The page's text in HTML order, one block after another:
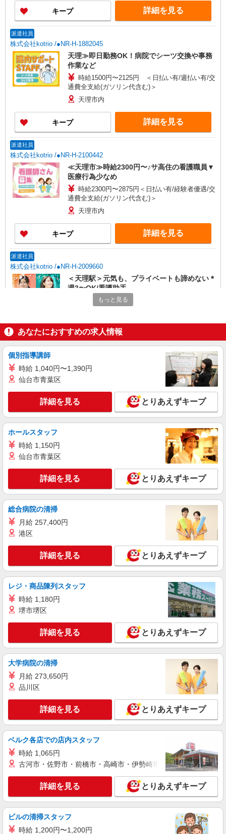
キープ 詳細を見る
派遣社員
株式会社kotrio /●NR-H-1882045
天理≫即日勤務OK！病院でシーツ交換や事務
作業など
時給1500円〜2125円 ＜日払い有/週払い有/交
通費全支給(ガソリン代含む)＞
天理市内
キープ 詳細を見る
派遣社員
株式会社kotrio /●NR-H-2100442
≪天理市≫時給2300円〜♪サ高住の看護職員▼
医療行為少なめ
時給2300円〜2875円＜日払い有/経験者優遇/交
通費全支給(ガソリン代含む)＞
天理市内
キープ 詳細を見る
派遣社員
株式会社kotrio /●NR-H-2009660
＜天理駅＞元気も、プライベートも諦めない＊
週3〜OK/看護助手
時給1500円〜2125円 ＜日払い有/週払い有/交
天理市内 ★即日勤務OK
キープ 詳細を見る
派遣社員
株式会社kotrio /●NR-H-2051365
戦！シフト相談OK♪
時給1500円〜2125円 ＜日払い有/週払い有/交
通費全支給(ガソリン代含む)＞
キープ 詳細を見る
株式会社kotrio /●NR-H-2020660
≪天理市≫年齢不問！０からスタートでも活躍
時給1500円〜2125円 ＜日払い有/週払い有/交
天理市内 ★即日勤務OK
キープ 詳細を見る
派遣社員
株式会社kotrio /●NR-H-1879708
＜柳本駅＞病院の看護助手＊医療行為はありま
せん！補助のみ！
時給1500円〜2125円 ＜日払い有/週払い有/交
通費全支給(ガソリン代含む)＞
天理市檜垣町 ＊交通費全額支給
キープ 詳細を見る
派遣社員
株式会社kotrio /●NR-H-2093216
＜天理市＞病院の看護助手＊日払いOK！即高
収入可♪
時給1500円〜2125円 ＜日払い有/週払い有/交
天理市内
キープ 詳細を見る
派遣社員
もっと見る
あなたにおすすめの求人情報
個別指導講師
時給 1,040円〜1,390円
仙台市青葉区
詳細を見る とりあえずキープ
ホールスタッフ
時給 1,150円
仙台市青葉区
詳細を見る とりあえずキープ
総合病院の清掃
月給 257,400円
港区
詳細を見る とりあえずキープ
レジ・商品陳列スタッフ
時給 1,180円
堺市堺区
詳細を見る とりあえずキープ
大学病院の清掃
月給 273,650円
品川区
詳細を見る とりあえずキープ
ベルク各店での店内スタッフ
時給 1,065円
古河市・佐野市・前橋市・高崎市・伊勢崎市・太田市・館林市
詳細を見る とりあえずキープ
ビルの清掃スタッフ
時給 1,200円〜1,200円